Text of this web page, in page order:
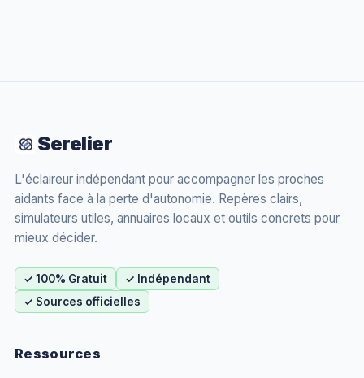
Serelier
L'éclaireur indépendant pour accompagner les proches
aidants face à la perte d'autonomie. Repères clairs,
simulateurs utiles, annuaires locaux et outils concrets pour
mieux décider.
✓ 100% Gratuit
✓ Indépendant
✓ Sources officielles
Ressources